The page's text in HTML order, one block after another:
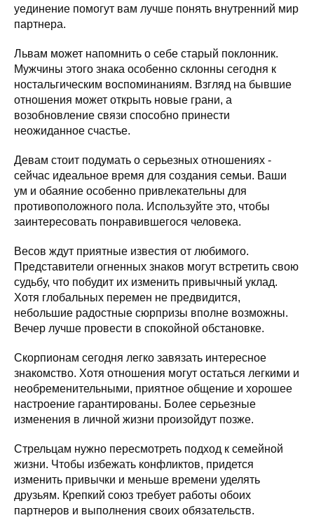
уединение помогут вам лучше понять внутренний мир
партнера.
Львам может напомнить о себе старый поклонник.
Мужчины этого знака особенно склонны сегодня к
ностальгическим воспоминаниям. Взгляд на бывшие
отношения может открыть новые грани, а
возобновление связи способно принести
неожиданное счастье.
Девам стоит подумать о серьезных отношениях -
сейчас идеальное время для создания семьи. Ваши
ум и обаяние особенно привлекательны для
противоположного пола. Используйте это, чтобы
заинтересовать понравившегося человека.
Весов ждут приятные известия от любимого.
Представители огненных знаков могут встретить свою
судьбу, что побудит их изменить привычный уклад.
Хотя глобальных перемен не предвидится,
небольшие радостные сюрпризы вполне возможны.
Вечер лучше провести в спокойной обстановке.
Скорпионам сегодня легко завязать интересное
знакомство. Хотя отношения могут остаться легкими и
необременительными, приятное общение и хорошее
настроение гарантированы. Более серьезные
изменения в личной жизни произойдут позже.
Стрельцам нужно пересмотреть подход к семейной
жизни. Чтобы избежать конфликтов, придется
изменить привычки и меньше времени уделять
друзьям. Крепкий союз требует работы обоих
партнеров и выполнения своих обязательств.